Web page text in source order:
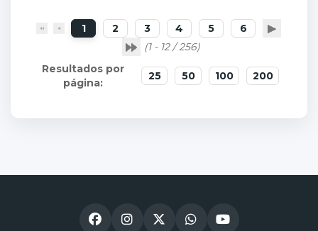
1 2 3 4 5
6
(1 - 12 / 256)
25 50 100 200